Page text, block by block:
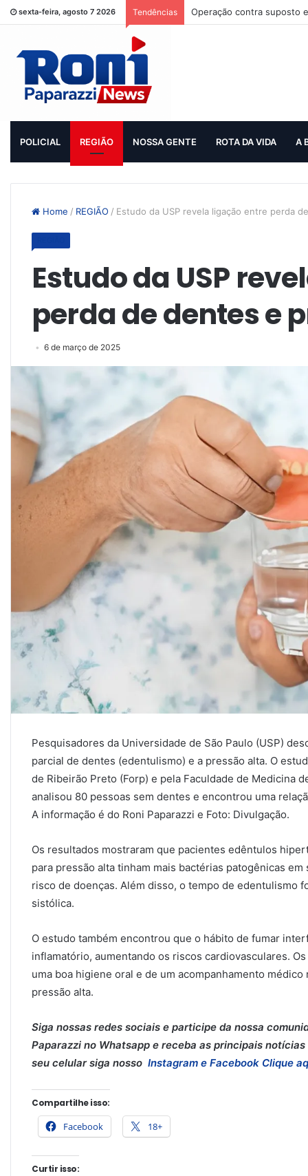
sexta-feira, agosto 7 2026 Tendências Operação contra suposto
POLICIAL REGIÃO NOSSA GENTE ROTA DA VIDA A
Home / REGIÃO / Estudo da USP revela ligação entre perda
Estudo da USP
perda de dentes e
6 de março de 2025
Pesquisadores da Universidade de São Paulo (USP)
parcial de dentes (edentulismo) e a pressão alta. O
de Ribeirão Preto (Forp) e pela Faculdade de Medicina
analisou 80 pessoas sem dentes e encontrou uma
A informação é do Roni Paparazzi e Foto: Divulgação.
Os resultados mostraram que pacientes edêntulos
para pressão alta tinham mais bactérias patogênicas
risco de doenças. Além disso, o tempo de edentulismo
sistólica.
O estudo também encontrou que o hábito de fumar
inflamatório, aumentando os riscos cardiovasculares.
uma boa higiene oral e de um acompanhamento
pressão alta.
Siga nossas redes sociais e participe da nossa
Paparazzi no Whatsapp e receba as principais
seu celular siga nosso Instagram e Facebook Clique
Compartilhe isso:
Facebook 18+
Curtir isso: